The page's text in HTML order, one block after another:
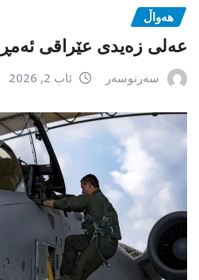
هەواڵ
عەلی زەیدی عێراقی
سەرنوسەر ئاب 2, 2026